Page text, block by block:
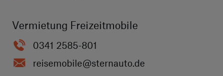
Vermietung Freizeitmobile
0341 2585-801
reisemobile@sternauto.de